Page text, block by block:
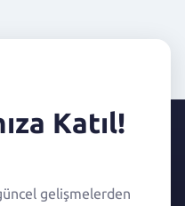
Katıl!
gelişmelerden